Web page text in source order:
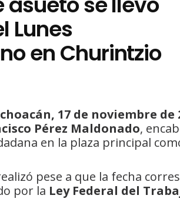
Lunes
en Churintzio
17 de noviembre de
Pérez Maldonado,
en la plaza principal
pese a que la fecha
por la Ley Federal del